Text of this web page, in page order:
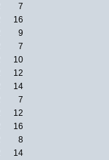
7
16
9
7
10
12
14
7
12
16
8
14